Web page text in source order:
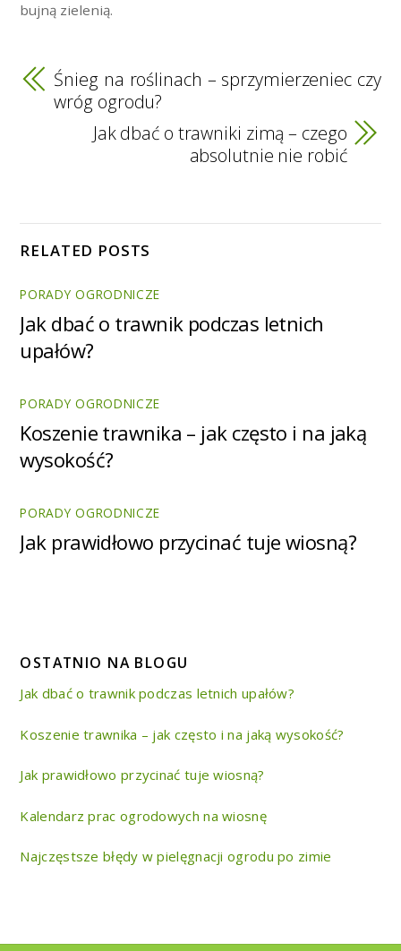
bujną zielenią.
Śnieg na roślinach – sprzymierzeniec czy
wróg ogrodu?
Jak dbać o trawniki zimą – czego
absolutnie nie robić
RELATED POSTS
PORADY OGRODNICZE
Jak dbać o trawnik podczas letnich
upałów?
PORADY OGRODNICZE
Koszenie trawnika – jak często i na jaką
wysokość?
PORADY OGRODNICZE
Jak prawidłowo przycinać tuje wiosną?
OSTATNIO NA BLOGU
Jak dbać o trawnik podczas letnich upałów?
Koszenie trawnika – jak często i na jaką wysokość?
Jak prawidłowo przycinać tuje wiosną?
Kalendarz prac ogrodowych na wiosnę
Najczęstsze błędy w pielęgnacji ogrodu po zimie